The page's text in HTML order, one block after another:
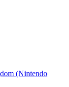
(Nintendo